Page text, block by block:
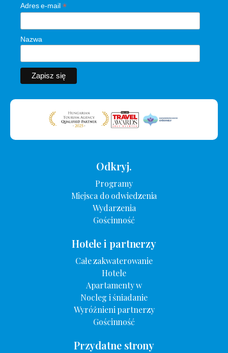
Adres e-mail *
Nazwa
Odkryj.
Programy
Miejsca do odwiedzenia
Wydarzenia
Gościnność
Hotele i partnerzy
Całe zakwaterowanie
Hotele
Apartamenty w
Nocleg i śniadanie
Wyróżnieni partnerzy
Gościnność
Przydatne strony